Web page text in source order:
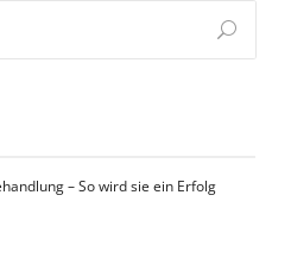
– So wird sie ein Erfolg